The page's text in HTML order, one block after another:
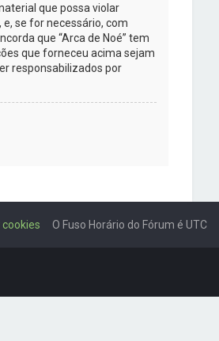
que possa violar
se for necessário, com
que “Arca de Noé” tem
que forneceu acima sejam
responsabilizados por
O Fuso Horário do Fórum é UTC